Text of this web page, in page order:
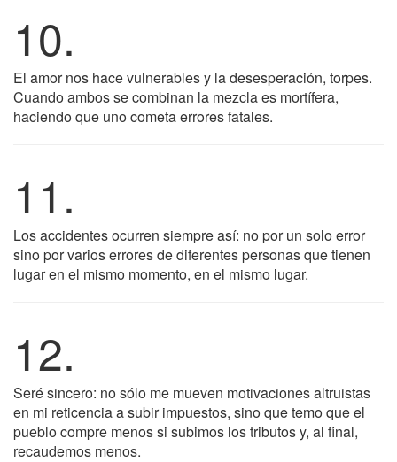
10.
El amor nos hace vulnerables y la desesperación, torpes.
Cuando ambos se combinan la mezcla es mortífera,
haciendo que uno cometa errores fatales.
11.
Los accidentes ocurren siempre así: no por un solo error
sino por varios errores de diferentes personas que tienen
lugar en el mismo momento, en el mismo lugar.
12.
Seré sincero: no sólo me mueven motivaciones altruistas
en mi reticencia a subir impuestos, sino que temo que el
pueblo compre menos si subimos los tributos y, al final,
recaudemos menos.